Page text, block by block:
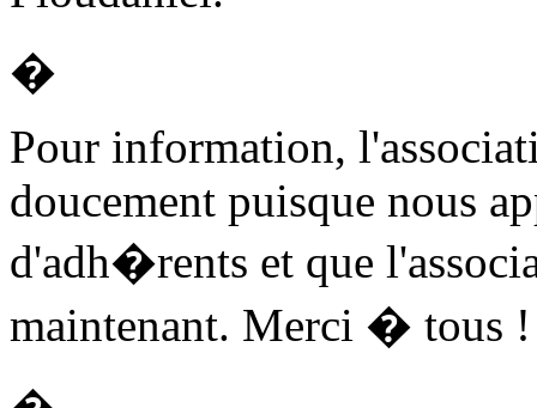
�
Pour information,
doucement puisque nous
d'adh�rents et que
maintenant. Merci � tous !